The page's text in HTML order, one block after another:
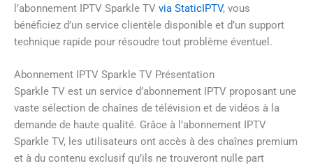
l’abonnement IPTV Sparkle TV via StaticIPTV, vous
bénéficiez d’un service clientèle disponible et d’un support
technique rapide pour résoudre tout problème éventuel.
Abonnement IPTV Sparkle TV Présentation
Sparkle TV est un service d’abonnement IPTV proposant une
vaste sélection de chaînes de télévision et de vidéos à la
demande de haute qualité. Grâce à l’abonnement IPTV
Sparkle TV, les utilisateurs ont accès à des chaînes premium
et à du contenu exclusif qu’ils ne trouveront nulle part